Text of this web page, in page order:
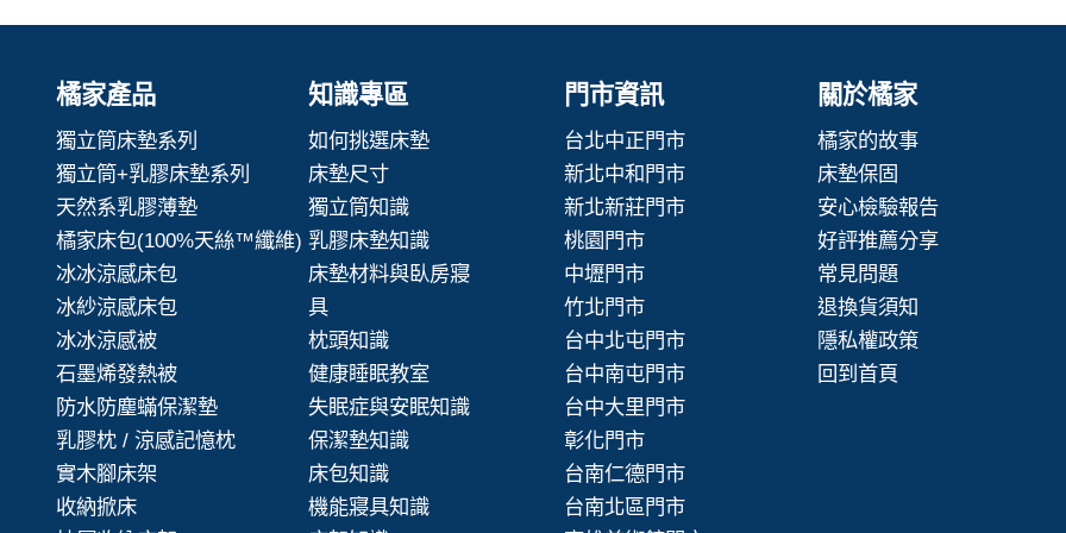
橘家產品
獨立筒床墊系列
獨立筒+乳膠床墊系列
天然系乳膠薄墊
橘家床包(100%天絲™纖維)
冰冰涼感床包
冰紗涼感床包
冰冰涼感被
石墨烯發熱被
防水防塵蟎保潔墊
乳膠枕 / 涼感記憶枕
實木腳床架
收納掀床
知識專區
如何挑選床墊
床墊尺寸
獨立筒知識
乳膠床墊知識
床墊材料與臥房寢
具
枕頭知識
健康睡眠教室
失眠症與安眠知識
保潔墊知識
床包知識
機能寢具知識
門市資訊
台北中正門市
新北中和門市
新北新莊門市
桃園門市
中壢門市
竹北門市
台中北屯門市
台中南屯門市
台中大里門市
彰化門市
台南仁德門市
台南北區門市
關於橘家
橘家的故事
床墊保固
安心檢驗報告
好評推薦分享
常見問題
退換貨須知
隱私權政策
回到首頁